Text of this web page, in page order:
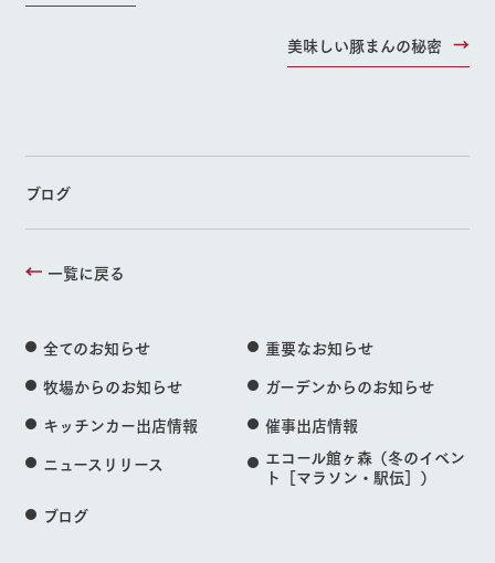
美味しい豚まんの秘密
ブログ
一覧に戻る
全てのお知らせ
重要なお知らせ
牧場からのお知らせ
ガーデンからのお知らせ
キッチンカー出店情報
催事出店情報
ニュースリリース
エコール館ヶ森（冬のイベン
ト［マラソン・駅伝］）
ブログ